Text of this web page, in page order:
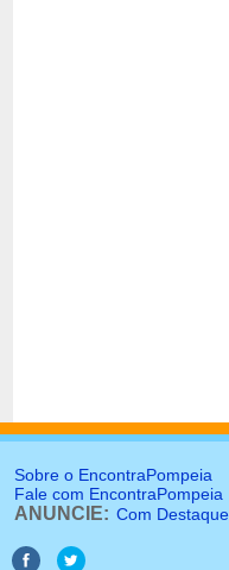
Sobre o EncontraPompeia
Fale com EncontraPompeia
ANUNCIE: Com Destaque